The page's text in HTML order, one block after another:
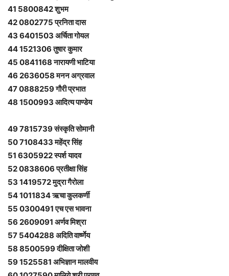
41 5800842 शुभम
42 0802775 प्रनिता दास
43 6401503 अर्चिता गोयल
44 1521306 तुषार कुमार
45 0841168 नारायणी भाटिया
46 2636058 मनन अग्रवाल
47 0888259 गौरी प्रभात
48 1500993 आदित्य पाण्डेय
49 7815739 संस्कृति सोमानी
50 7108433 महेंद्र सिंह
51 6305922 स्पर्श यादव
52 0838606 प्रतीक्षा सिंह
53 1419572 मुद्रा गैरोला
54 1011834 ऋचा कुलकर्णी
55 0300491 एच एस भावना
56 2609091 अर्णव मिश्रा
57 5404288 अदिति वार्ष्णेय
58 8500599 दीक्षिता जोशी
59 1525581 अभिज्ञान मालवीय